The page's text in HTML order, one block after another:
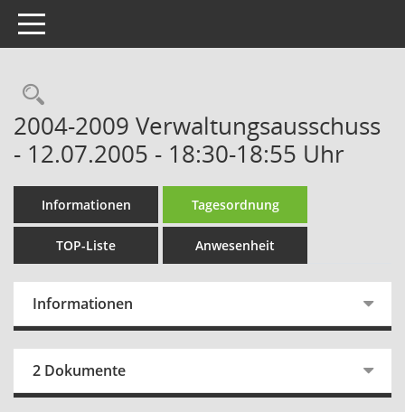
Toggle navigation
Rechercheauswahl
2004-2009 Verwaltungsausschuss
- 12.07.2005 - 18:30-18:55 Uhr
Informationen Tagesordnung
TOP-Liste Anwesenheit
Informationen
2 Dokumente